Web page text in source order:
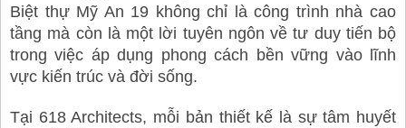
Biệt thự Mỹ An 19 không chỉ là công trình nhà cao
tầng mà còn là một lời tuyên ngôn về tư duy tiến bộ
trong việc áp dụng phong cách bền vững vào lĩnh
vực kiến trúc và đời sống.
Tại 618 Architects, mỗi bản thiết kế là sự tâm huyết